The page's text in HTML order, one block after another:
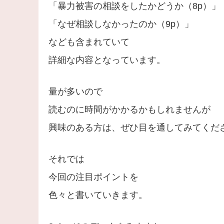
「暴力被害の相談をしたかどうか（8p）」
「なぜ相談しなかったのか（9p）」
なども含まれていて
詳細な内容となっています。
量が多いので
読むのに時間がかかるかもしれませんが
興味のある方は、ぜひ目を通してみてくだ
それでは
今回の注目ポイントを
色々と書いていきます。